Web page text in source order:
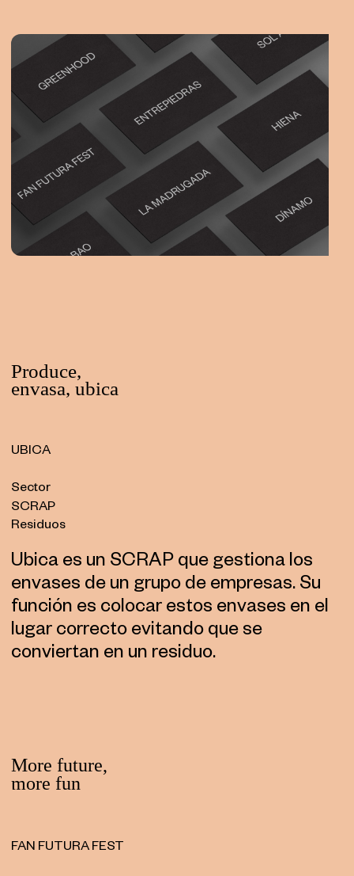
Ubica es un SCRAP que gestiona los
envases de un grupo de empresas. Su
función es colocar estos envases en el
lugar correcto evitando que se
conviertan en un residuo.
UBICA
Sector
SCRAP
Residuos
FAN FUTURA FEST